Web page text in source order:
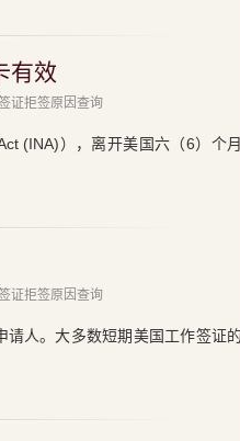
有效
证拒签原因查询
(INA)），离开美国六（6）个月
证拒签原因查询
人。大多数短期美国工作签证的